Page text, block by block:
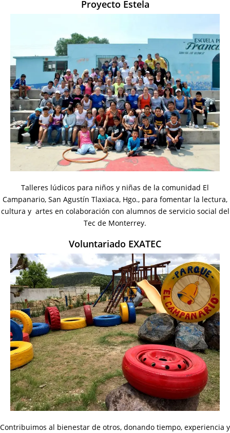
Proyecto Estela
Talleres lúdicos para niños y niñas de la comunidad El
Campanario, San Agustín Tlaxiaca, Hgo., para fomentar la lectura,
cultura y artes en colaboración con alumnos de servicio social del
Tec de Monterrey.
Voluntariado EXATEC
Contribuimos al bienestar de otros, donando tiempo, experiencia y